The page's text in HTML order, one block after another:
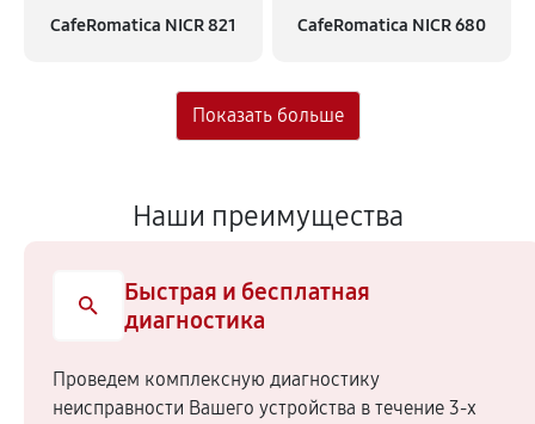
CafeRomatica NICR 821 CafeRomatica NICR 680
Наши преимущества
Быстрая и бесплатная
диагностика
Проведем комплексную диагностику
неисправности Вашего устройства в течение 3-х